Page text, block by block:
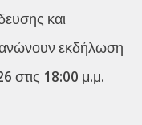
και
εκδήλωση
στις 18:00 μ.μ.